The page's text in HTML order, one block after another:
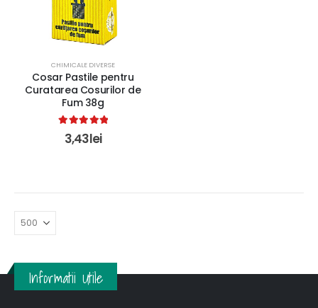
CHIMICALE DIVERSE
Cosar Pastile pentru
Curatarea Cosurilor de
Fum 38g
5.00 out of 5
3,43lei
Informatii Utile